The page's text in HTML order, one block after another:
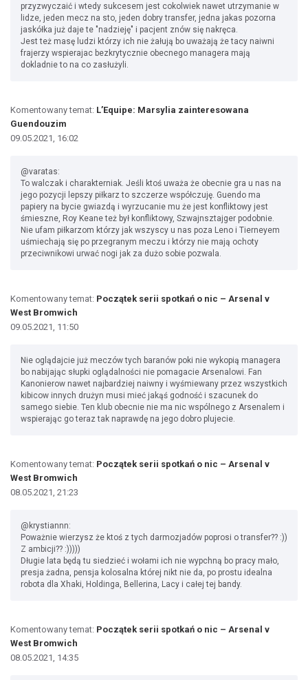
przyzwyczaić i wtedy sukcesem jest cokolwiek nawet utrzymanie w
lidze, jeden mecz na sto, jeden dobry transfer, jedna jakas pozorna
jaskółka już daje te "nadzieję" i pacjent znów się nakręca.
Jest też masę ludzi którzy ich nie żałują bo uważają że tacy naiwni
frajerzy wspierajac bezkrytycznie obecnego managera mają
dokladnie to na co zasłużyli.
Komentowany temat: L’Equipe: Marsylia zainteresowana
Guendouzim
09.05.2021, 16:02
@varatas:
To walczak i charakterniak. Jeśli ktoś uważa że obecnie gra u nas na
jego pozycji lepszy piłkarz to szczerze współczuję. Guendo ma
papiery na bycie gwiazdą i wyrzucanie mu że jest konfliktowy jest
śmieszne, Roy Keane też był konfliktowy, Szwajnsztajger podobnie.
Nie ufam piłkarzom którzy jak wszyscy u nas poza Leno i Tierneyem
uśmiechają się po przegranym meczu i którzy nie mają ochoty
przeciwnikowi urwać nogi jak za dużo sobie pozwala.
Komentowany temat: Początek serii spotkań o nic – Arsenal v
West Bromwich
09.05.2021, 11:50
Nie oglądajcie już meczów tych baranów poki nie wykopią managera
bo nabijając słupki oglądalności nie pomagacie Arsenalowi. Fan
Kanonierow nawet najbardziej naiwny i wyśmiewany przez wszystkich
kibicow innych drużyn musi mieć jakąś godność i szacunek do
samego siebie. Ten klub obecnie nie ma nic wspólnego z Arsenalem i
wspierając go teraz tak naprawdę na jego dobro plujecie.
Komentowany temat: Początek serii spotkań o nic – Arsenal v
West Bromwich
08.05.2021, 21:23
@krystiannn:
Poważnie wierzysz że ktoś z tych darmozjadów poprosi o transfer?? :))
Z ambicji?? :)))))
Długie lata będą tu siedzieć i wołami ich nie wypchną bo pracy mało,
presja żadna, pensja kolosalna której nikt nie da, po prostu idealna
robota dla Xhaki, Holdinga, Bellerina, Lacy i całej tej bandy.
Komentowany temat: Początek serii spotkań o nic – Arsenal v
West Bromwich
08.05.2021, 14:35